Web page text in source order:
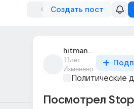
Создать пост
hitman_440
11лет
Изменено
Политические
Посмотрел